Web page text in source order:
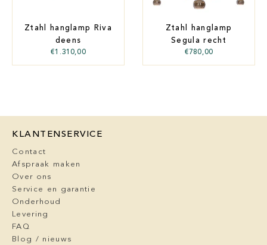
Ztahl hanglamp Riva
deens
€1.310,00
Ztahl hanglamp
Segula recht
€780,00
KLANTENSERVICE
Contact
Afspraak maken
Over ons
Service en garantie
Onderhoud
Levering
FAQ
Blog / nieuws